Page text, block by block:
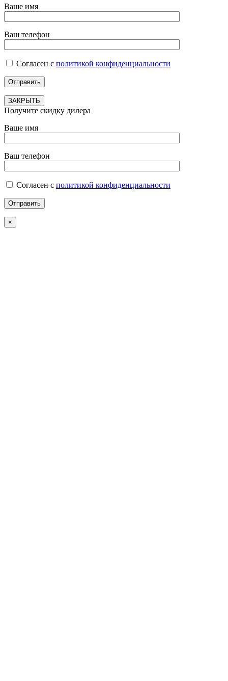
Ваше имя
Ваш телефон
Согласен с политикой конфиденциальности
ЗАКРЫТЬ
Получите скидку дилера
Ваше имя
Ваш телефон
Согласен с политикой конфиденциальности
×